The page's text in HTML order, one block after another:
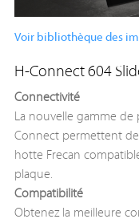
Voir bibliothèque des
H-Connect 604
Connectivité
La nouvelle gamme de
Connect permettent
hotte Frecan
plaque.
Compatibilité
Obtenez la meilleure